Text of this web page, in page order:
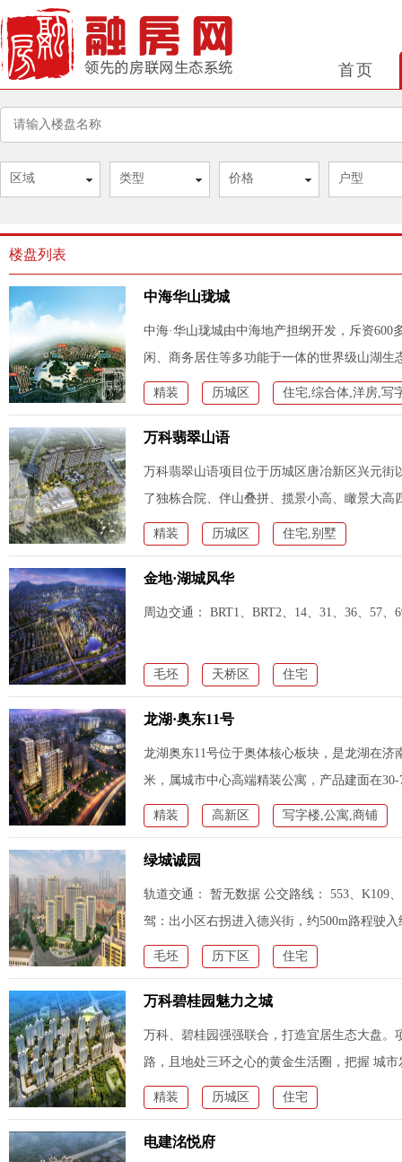
首页
区域 类型 价格 户型
楼盘列表
中海华山珑城
中海·华山珑城由中海地产担纲开发，斥资
闲、商务居住等多功能于一体的世界级山湖生
精装 历城区 住宅,综合体,洋房,写
万科翡翠山语
万科翡翠山语项目位于历城区唐冶新区兴元
了独栋合院、伴山叠拼、揽景小高、瞰景大高
精装 历城区 住宅,别墅
金地·湖城风华
周边交通： BRT1、BRT2、14、31、36、57、
毛坯 天桥区 住宅
龙湖·奥东11号
龙湖奥东11号位于奥体核心板块，是龙湖在
米，属城市中心高端精装公寓，产品建面在
居，为城市精
精装 高新区 写字楼,公寓,商铺
绿城诚园
轨道交通： 暂无数据 公交路线： 553、K109
驾：出小区右拐进入德兴街，约500m路程驶
场。约12分钟直达泉城广
毛坯 历下区 住宅
万科碧桂园魅力之城
万科、碧桂园强强联合，打造宜居生态大盘
路，且地处三环之心的黄金生活圈，把握 城
套。
精装 历城区 住宅
电建洺悦府